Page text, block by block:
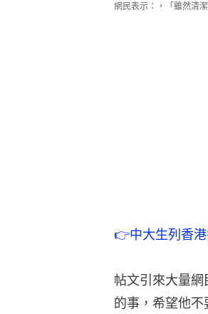
網民表示：，「雖然清
👉中大生列香
帖文引來大量
的事，希望他